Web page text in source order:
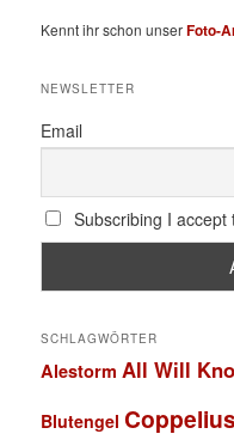
Kennt ihr schon unserFoto-
NEWSLETTER
Email
Subscribing I
SCHLAGWÖRTER
Alestorm All Will
Blutengel Coppelius